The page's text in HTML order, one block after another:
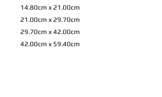
14.80cm x 21.00cm
21.00cm x 29.70cm
29.70cm x 42.00cm
42.00cm x 59.40cm